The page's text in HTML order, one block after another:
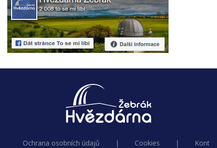
Ochrana osobních údajů | Cookies |